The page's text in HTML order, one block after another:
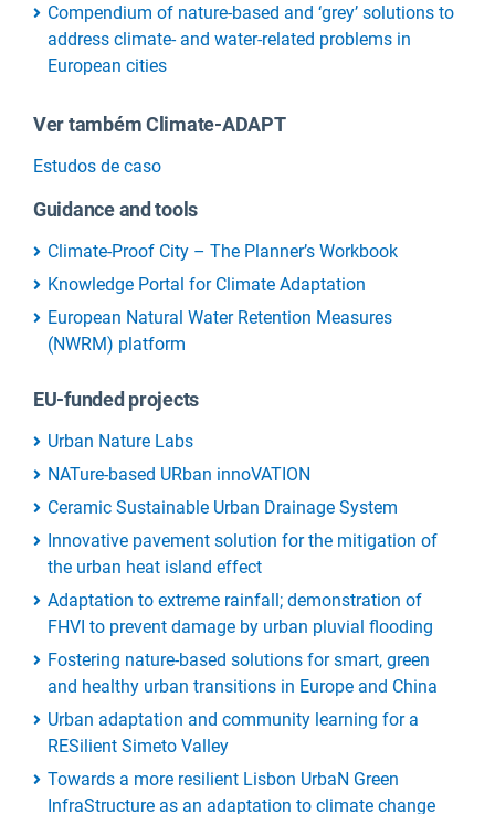
Compendium of nature-based and ‘grey’ solutions to
address climate- and water-related problems in
European cities
Ver também Climate-ADAPT
Estudos de caso
Guidance and tools
Climate-Proof City – The Planner’s Workbook
Knowledge Portal for Climate Adaptation
European Natural Water Retention Measures
(NWRM) platform
EU-funded projects
Urban Nature Labs
NATure-based URban innoVATION
Ceramic Sustainable Urban Drainage System
Innovative pavement solution for the mitigation of
the urban heat island effect
Adaptation to extreme rainfall; demonstration of
FHVI to prevent damage by urban pluvial flooding
Fostering nature-based solutions for smart, green
and healthy urban transitions in Europe and China
Urban adaptation and community learning for a
RESilient Simeto Valley
Towards a more resilient Lisbon UrbaN Green
InfraStructure as an adaptation to climate change